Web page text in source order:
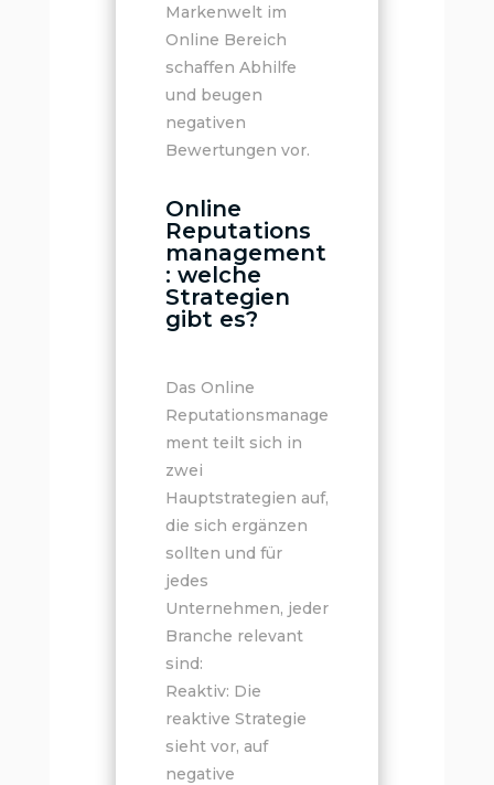
Markenwelt im
Online Bereich
schaffen Abhilfe
und beugen
negativen
Bewertungen vor.
Online
Reputations
management
: welche
Strategien
gibt es?
Das Online
Reputationsmanage
ment teilt sich in
zwei
Hauptstrategien auf,
die sich ergänzen
sollten und für
jedes
Unternehmen, jeder
Branche relevant
sind:
Reaktiv: Die
reaktive Strategie
sieht vor, auf
negative